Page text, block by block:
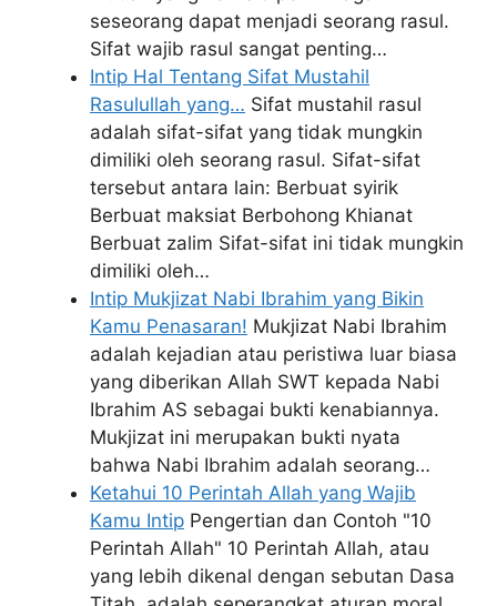
seseorang dapat menjadi seorang rasul.
Sifat wajib rasul sangat penting…
Intip Hal Tentang Sifat Mustahil
Rasulullah yang… Sifat mustahil rasul
adalah sifat-sifat yang tidak mungkin
dimiliki oleh seorang rasul. Sifat-sifat
tersebut antara lain: Berbuat syirik
Berbuat maksiat Berbohong Khianat
Berbuat zalim Sifat-sifat ini tidak mungkin
dimiliki oleh…
Intip Mukjizat Nabi Ibrahim yang Bikin
Kamu Penasaran! Mukjizat Nabi Ibrahim
adalah kejadian atau peristiwa luar biasa
yang diberikan Allah SWT kepada Nabi
Ibrahim AS sebagai bukti kenabiannya.
Mukjizat ini merupakan bukti nyata
bahwa Nabi Ibrahim adalah seorang…
Ketahui 10 Perintah Allah yang Wajib
Kamu Intip Pengertian dan Contoh "10
Perintah Allah" 10 Perintah Allah, atau
yang lebih dikenal dengan sebutan Dasa